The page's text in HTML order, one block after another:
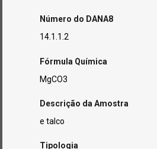
Número do DANA8
14.1.1.2
Fórmula Química
MgCO3
Descrição da Amostra
e talco
Tipologia